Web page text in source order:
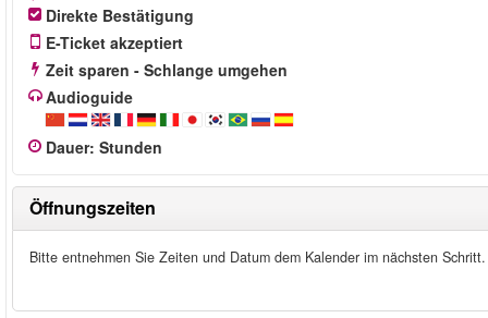
Direkte Bestätigung
E-Ticket akzeptiert
Zeit sparen - Schlange umgehen
Audioguide
Dauer: Stunden
Öffnungszeiten
Bitte entnehmen Sie Zeiten und Datum dem Kalender im nächsten Schritt.